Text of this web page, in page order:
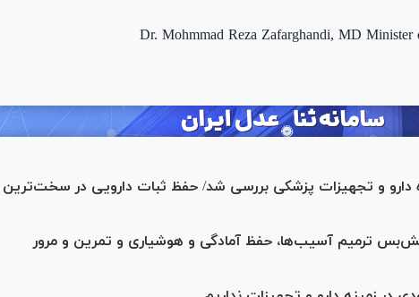
Dr. Mohmmad Reza Zafarghandi, MD
و تجهیزات پزشکی بررسی شد/ حفظ ثبات دارویی در سخت‌ترین
ترمیم آسیب‌ها، حفظ آمادگی و هوشیاری و تمرین و مرور